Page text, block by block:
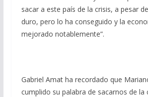
sacar a este país de la crisis, a pesar
duro, pero lo ha conseguido y la
mejorado notablemente”.
Gabriel Amat ha recordado que
cumplido su palabra de sacarnos de la